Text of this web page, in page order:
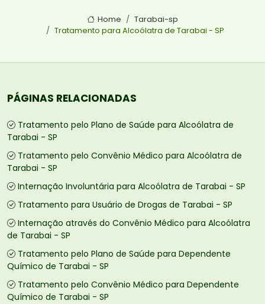
Home
Tarabai-sp
Tratamento para Alcoólatra de Tarabai - SP
PÁGINAS RELACIONADAS
Tratamento pelo Plano de Saúde para Alcoólatra de
Tarabai - SP
Tratamento pelo Convênio Médico para Alcoólatra de
Tarabai - SP
Internação Involuntária para Alcoólatra de Tarabai - SP
Tratamento para Usuário de Drogas de Tarabai - SP
Internação através do Convênio Médico para Alcoólatra
de Tarabai - SP
Tratamento pelo Plano de Saúde para Dependente
Químico de Tarabai - SP
Tratamento pelo Convênio Médico para Dependente
Químico de Tarabai - SP